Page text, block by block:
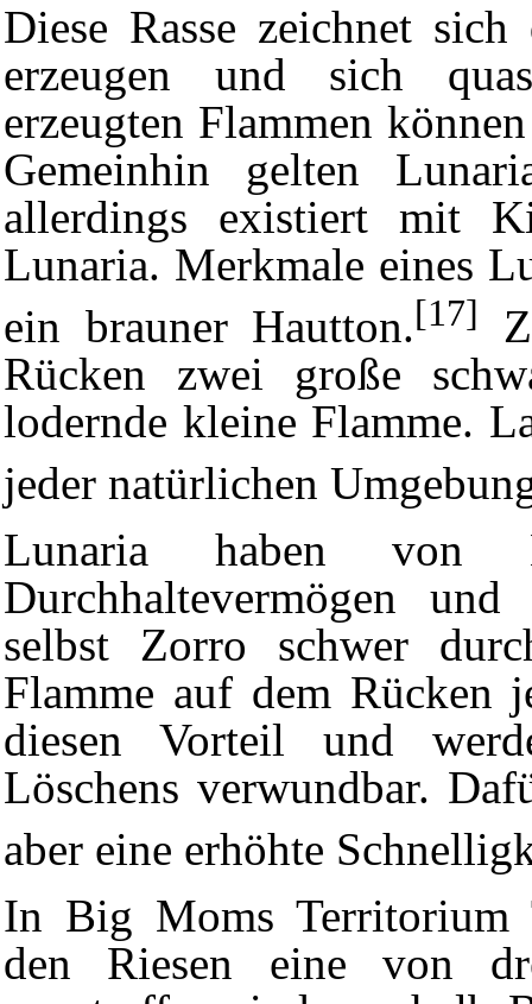
Diese Rasse zeichnet
erzeugen und sich
erzeugten Flammen
Gemeinhin gelten
allerdings existiert mit
Lunaria. Merkmale eines
ein brauner Hautton.[17]
Rücken zwei große
lodernde kleine Flamme.
jeder natürlichen
Lunaria haben von
Durchhaltevermögen
selbst Zorro schwer
Flamme auf dem Rücken
diesen Vorteil und
Löschens verwundbar.
aber eine erhöhte
In Big Moms Territorium
den Riesen eine von